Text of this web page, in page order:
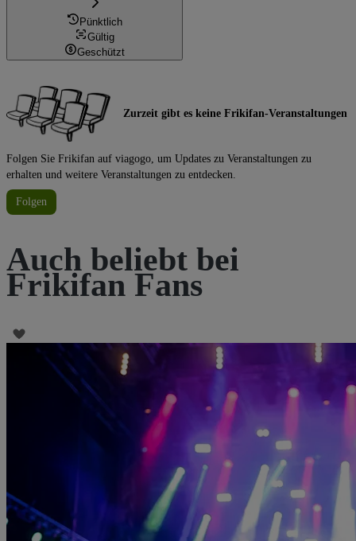
Pünktlich
Gültig
Geschützt
Zurzeit gibt es keine Frikifan-Veranstaltungen
Folgen Sie Frikifan auf viagogo, um Updates zu Veranstaltungen zu
erhalten und weitere Veranstaltungen zu entdecken.
Folgen
Auch beliebt bei
Frikifan Fans